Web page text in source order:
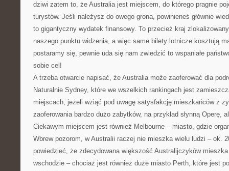
dziwi zatem to, że Australia jest miejscem, do którego pragnie
turystów. Jeśli należysz do owego grona, powinieneś głównie
to gigantyczny wydatek finansowy. To przecież kraj
naszego punktu widzenia, a więc same bilety lotnicze kosztują
postaramy się, pewnie uda się nam zwiedzić to wspaniałe
sobie cel!
A trzeba otwarcie napisać, że Australia może zaoferować dla
Naturalnie Sydney, które we wszelkich rankingach jest
miejscach, jeżeli wziąć pod uwagę satysfakcję mieszkańców z
zaoferowania bardzo dużo zabytków, na przykład słynną Operę,
Ciekawym miejscem jest również Melbourne – miasto, gdzie
Wbrew pozorom, w Australii raczej nie mieszka wielu ludzi – ok.
powiedzieć, że zdecydowana większość Australijczyków
wschodzie – chociaż jest również duże miasto Perth, które jest